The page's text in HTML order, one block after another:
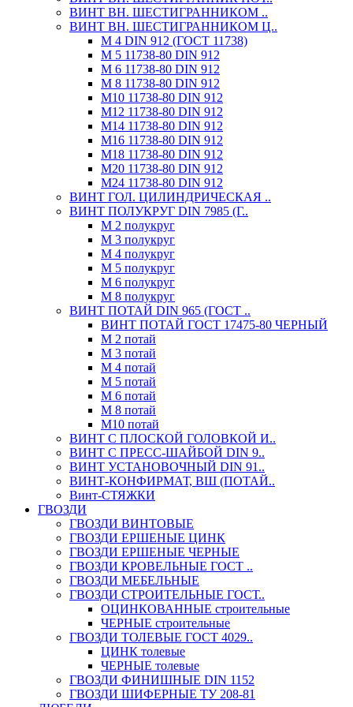
ВИНТ ВН. ШЕСТИГРАННИКОМ ..
ВИНТ ВН. ШЕСТИГРАННИКОМ Ц..
М 4 DIN 912 (ГОСТ 11738)
М 5 11738-80 DIN 912
М 6 11738-80 DIN 912
М 8 11738-80 DIN 912
М10 11738-80 DIN 912
М12 11738-80 DIN 912
М14 11738-80 DIN 912
М16 11738-80 DIN 912
М18 11738-80 DIN 912
М20 11738-80 DIN 912
М24 11738-80 DIN 912
ВИНТ ГОЛ. ЦИЛИНДРИЧЕСКАЯ ..
ВИНТ ПОЛУКРУГ DIN 7985 (Г..
М 2 полукруг
М 3 полукруг
М 4 полукруг
М 5 полукруг
М 6 полукруг
М 8 полукруг
ВИНТ ПОТАЙ DIN 965 (ГОСТ ..
ВИНТ ПОТАЙ ГОСТ 17475-80 ЧЕРНЫЙ
М 2 потай
М 3 потай
М 4 потай
М 5 потай
М 6 потай
М 8 потай
М10 потай
ВИНТ С ПЛОСКОЙ ГОЛОВКОЙ И..
ВИНТ С ПРЕСС-ШАЙБОЙ DIN 9..
ВИНТ УСТАНОВОЧНЫЙ DIN 91..
ВИНТ-КОНФИРМАТ, ВШ (ПОТАЙ..
Винт-СТЯЖКИ
ГВОЗДИ
ГВОЗДИ ВИНТОВЫЕ
ГВОЗДИ ЕРШЕНЫЕ ЦИНК
ГВОЗДИ ЕРШЕНЫЕ ЧЕРНЫЕ
ГВОЗДИ КРОВЕЛЬНЫЕ ГОСТ ..
ГВОЗДИ МЕБЕЛЬНЫЕ
ГВОЗДИ СТРОИТЕЛЬНЫЕ ГОСТ..
ОЦИНКОВАННЫЕ строительные
ЧЕРНЫЕ строительные
ГВОЗДИ ТОЛЕВЫЕ ГОСТ 4029..
ЦИНК толевые
ЧЕРНЫЕ толевые
ГВОЗДИ ФИНИШНЫЕ DIN 1152
ГВОЗДИ ШИФЕРНЫЕ ТУ 208-81